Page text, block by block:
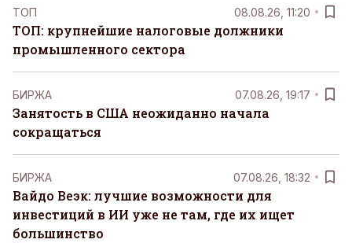
ТОП 08.08.26, 11:20
ТОП: крупнейшие налоговые должники
промышленного сектора
БИРЖА 07.08.26, 19:17
Занятость в США неожиданно начала
сокращаться
БИРЖА 07.08.26, 18:32
Вайдо Веэк: лучшие возможности для
инвестиций в ИИ уже не там, где их ищет
большинство